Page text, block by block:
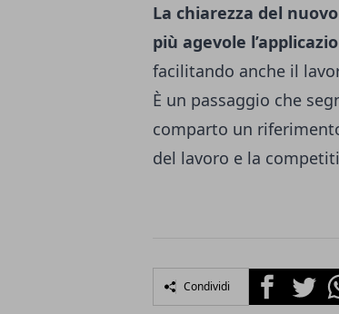
La chiarezza del
più agevole
facilitando anche il
È un passaggio che
comparto un
del lavoro e la
Condividi FacebookTwitter